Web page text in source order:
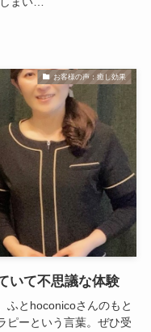
お客様の声：癒し効果
いて不思議な体験
ふとhoconicoさんのもと
ピーという言葉。ぜひ受